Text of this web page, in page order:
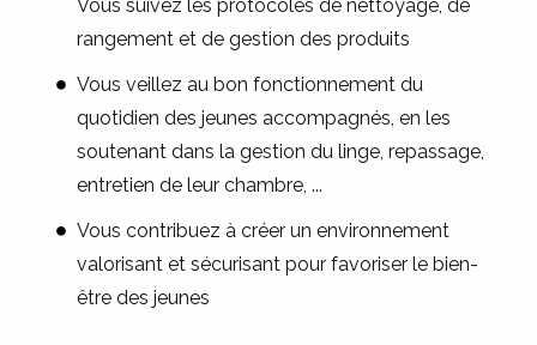
Vous suivez les protocoles de nettoyage, de
rangement et de gestion des produits
Vous veillez au bon fonctionnement du
quotidien des jeunes accompagnés, en les
soutenant dans la gestion du linge, repassage,
entretien de leur chambre, ...
Vous contribuez à créer un environnement
valorisant et sécurisant pour favoriser le bien-
être des jeunes